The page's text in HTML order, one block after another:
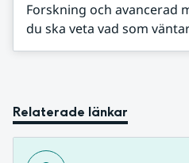
Forskning och avancerad
du ska veta vad som
Relaterade länkar